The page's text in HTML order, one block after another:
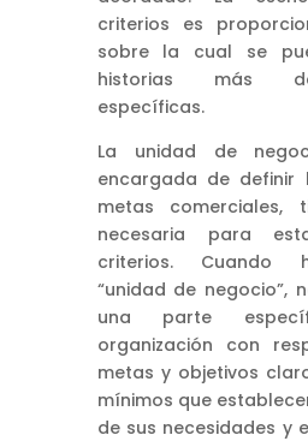
criterios es
sobre la cual se
historias más
específicas.
La unidad de
encargada de definir
metas comerciales,
necesaria para
criterios. Cuando
“unidad de negocio”,
una parte
organización con
metas y objetivos
mínimos que
de sus necesidades y